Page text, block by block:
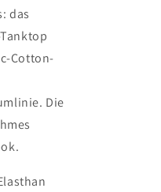
das
Cotton-
Die